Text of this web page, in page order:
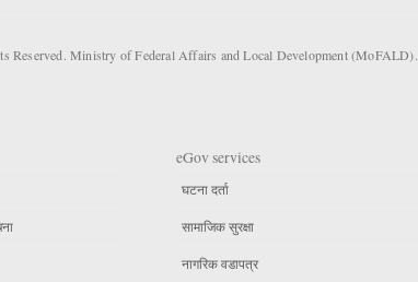
Reserved. Ministry of Federal Affairs and Local Development (MoFALD).
eGov services
घटना दर्ता
सामाजिक सुरक्षा
नागरिक वडापत्र